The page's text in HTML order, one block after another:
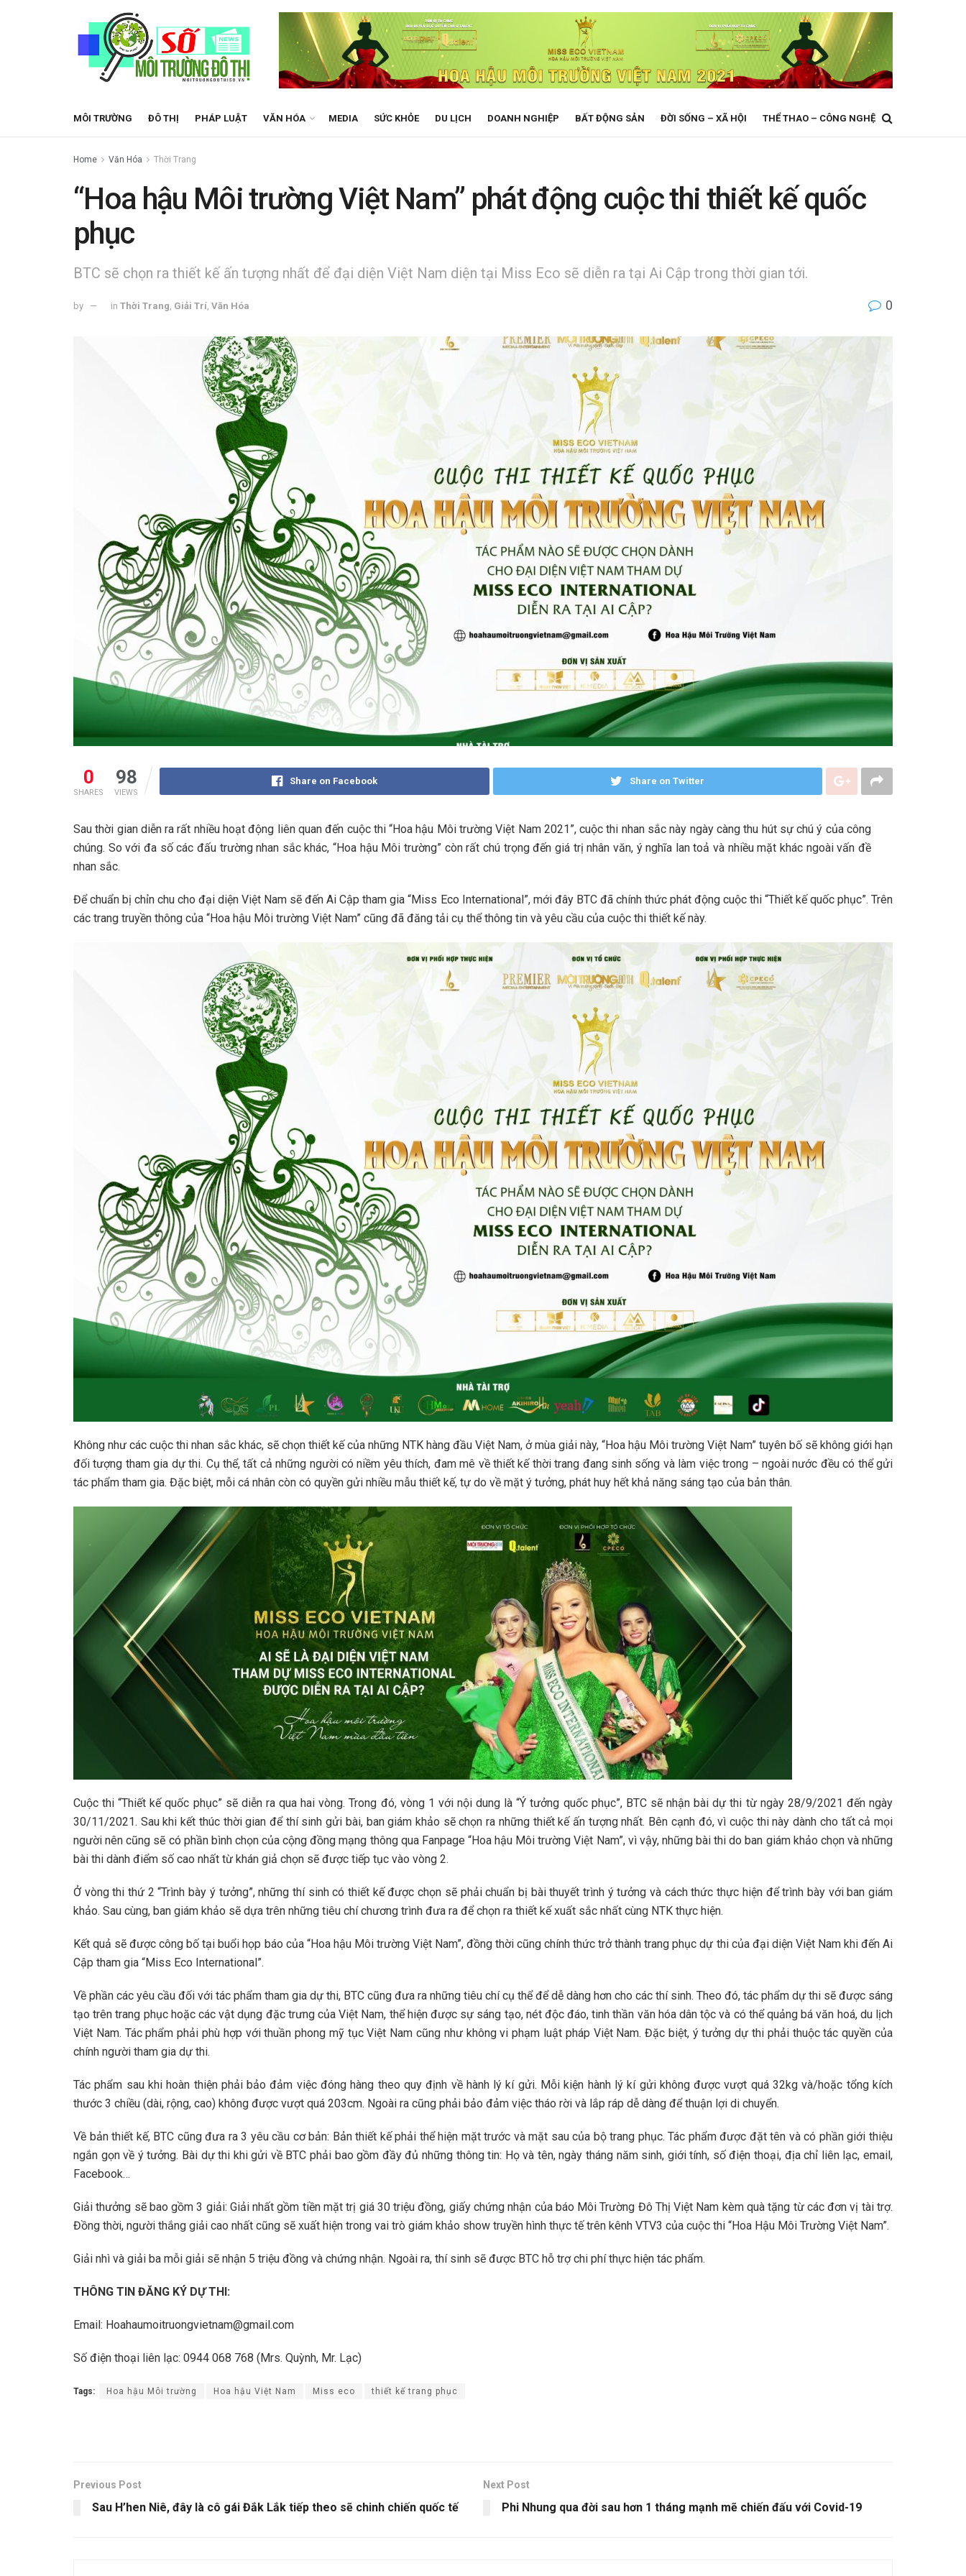
MÔI TRƯỜNG ĐÔ THỊ PHÁP LUẬT VĂN HÓA MEDIA SỨC KHỎE DU LỊCH DOANH NGHIỆP BẤT ĐỘNG SẢN ĐỜI SỐNG – XÃ HỘI THỂ THAO – CÔNG NGHỆ
Home Văn Hóa Thời Trang
“Hoa hậu Môi trường Việt Nam” phát động cuộc thi thiết kế quốc
phục
BTC sẽ chọn ra thiết kế ấn tượng nhất để đại diện Việt Nam diện tại Miss Eco sẽ diễn ra tại Ai Cập trong thời gian tới.
by in Thời Trang Giải Trí Văn Hóa 0
0
SHARES
98
VIEWS
Share on Facebook Share on Twitter
Sau thời gian diễn ra rất nhiều hoạt động liên quan đến cuộc thi “Hoa hậu Môi trường Việt Nam 2021”, cuộc thi nhan sắc này ngày càng thu hút sự chú ý của công
chúng. So với đa số các đấu trường nhan sắc khác, “Hoa hậu Môi trường” còn rất chú trọng đến giá trị nhân văn, ý nghĩa lan toả và nhiều mặt khác ngoài vấn đề
nhan sắc.
Để chuẩn bị chỉn chu cho đại diện Việt Nam sẽ đến Ai Cập tham gia “Miss Eco International”, mới đây BTC đã chính thức phát động cuộc thi “Thiết kế quốc phục”. Trên
các trang truyền thông của “Hoa hậu Môi trường Việt Nam” cũng đã đăng tải cụ thể thông tin và yêu cầu của cuộc thi thiết kế này.
Không như các cuộc thi nhan sắc khác, sẽ chọn thiết kế của những NTK hàng đầu Việt Nam, ở mùa giải này, “Hoa hậu Môi trường Việt Nam” tuyên bố sẽ không giới hạn
đối tượng tham gia dự thi. Cụ thể, tất cả những người có niềm yêu thích, đam mê về thiết kế thời trang đang sinh sống và làm việc trong – ngoài nước đều có thể gửi
tác phẩm tham gia. Đặc biệt, mỗi cá nhân còn có quyền gửi nhiều mẫu thiết kế, tự do về mặt ý tưởng, phát huy hết khả năng sáng tạo của bản thân.
Cuộc thi “Thiết kế quốc phục” sẽ diễn ra qua hai vòng. Trong đó, vòng 1 với nội dung là “Ý tưởng quốc phục”, BTC sẽ nhận bài dự thi từ ngày 28/9/2021 đến ngày
30/11/2021. Sau khi kết thúc thời gian để thí sinh gửi bài, ban giám khảo sẽ chọn ra những thiết kế ấn tượng nhất. Bên cạnh đó, vì cuộc thi này dành cho tất cả mọi
người nên cũng sẽ có phần bình chọn của cộng đồng mạng thông qua Fanpage “Hoa hậu Môi trường Việt Nam”, vì vậy, những bài thi do ban giám khảo chọn và những
bài thi dành điểm số cao nhất từ khán giả chọn sẽ được tiếp tục vào vòng 2.
Ở vòng thi thứ 2 “Trình bày ý tưởng”, những thí sinh có thiết kế được chọn sẽ phải chuẩn bị bài thuyết trình ý tưởng và cách thức thực hiện để trình bày với ban giám
khảo. Sau cùng, ban giám khảo sẽ dựa trên những tiêu chí chương trình đưa ra để chọn ra thiết kế xuất sắc nhất cùng NTK thực hiện.
Kết quả sẽ được công bố tại buổi họp báo của “Hoa hậu Môi trường Việt Nam”, đồng thời cũng chính thức trở thành trang phục dự thi của đại diện Việt Nam khi đến Ai
Cập tham gia “Miss Eco International”.
Về phần các yêu cầu đối với tác phẩm tham gia dự thi, BTC cũng đưa ra những tiêu chí cụ thể để dễ dàng hơn cho các thí sinh. Theo đó, tác phẩm dự thi sẽ được sáng
tạo trên trang phục hoặc các vật dụng đặc trưng của Việt Nam, thể hiện được sự sáng tạo, nét độc đáo, tinh thần văn hóa dân tộc và có thể quảng bá văn hoá, du lịch
Việt Nam. Tác phẩm phải phù hợp với thuần phong mỹ tục Việt Nam cũng như không vi phạm luật pháp Việt Nam. Đặc biệt, ý tưởng dự thi phải thuộc tác quyền của
chính người tham gia dự thi.
Tác phẩm sau khi hoàn thiện phải bảo đảm việc đóng hàng theo quy định về hành lý kí gửi. Mỗi kiện hành lý kí gửi không được vượt quá 32kg và/hoặc tổng kích
thước 3 chiều (dài, rộng, cao) không được vượt quá 203cm. Ngoài ra cũng phải bảo đảm việc tháo rời và lắp ráp dễ dàng để thuận lợi di chuyển.
Về bản thiết kế, BTC cũng đưa ra 3 yêu cầu cơ bản: Bản thiết kế phải thể hiện mặt trước và mặt sau của bộ trang phục. Tác phẩm được đặt tên và có phần giới thiệu
ngắn gọn về ý tưởng. Bài dự thi khi gửi về BTC phải bao gồm đầy đủ những thông tin: Họ và tên, ngày tháng năm sinh, giới tính, số điện thoại, địa chỉ liên lạc, email,
Facebook…
Giải thưởng sẽ bao gồm 3 giải: Giải nhất gồm tiền mặt trị giá 30 triệu đồng, giấy chứng nhận của báo Môi Trường Đô Thị Việt Nam kèm quà tặng từ các đơn vị tài trợ.
Đồng thời, người thắng giải cao nhất cũng sẽ xuất hiện trong vai trò giám khảo show truyền hình thực tế trên kênh VTV3 của cuộc thi “Hoa Hậu Môi Trường Việt Nam”.
Giải nhì và giải ba mỗi giải sẽ nhận 5 triệu đồng và chứng nhận. Ngoài ra, thí sinh sẽ được BTC hỗ trợ chi phí thực hiện tác phẩm.
THÔNG TIN ĐĂNG KÝ DỰ THI:
Email: Hoahaumoitruongvietnam@gmail.com
Số điện thoại liên lạc: 0944 068 768 (Mrs. Quỳnh, Mr. Lạc)
Tags: Hoa hậu Môi trường Hoa hậu Việt Nam Miss eco thiết kế trang phục
Previous Post
Sau H’hen Niê, đây là cô gái Đắk Lắk tiếp theo sẽ chinh chiến quốc tế
Next Post
Phi Nhung qua đời sau hơn 1 tháng mạnh mẽ chiến đấu với Covid-19